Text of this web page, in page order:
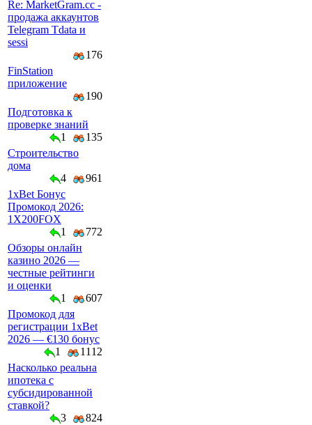
Re: MarketGram.cc -
продажа аккаунтов
Telegram Tdata и
sessi
176
FinStation
приложение
190
Подготовка к
проверке знаний
1
135
Строительство
дома
4
961
1xBet Бонус
Промокод 2026:
1X200FOX
1
772
Обзоры онлайн
казино 2026 —
честные рейтинги
и оценки
1
607
Промокод для
регистрации 1xBet
2026 — €130 бонус
1
1112
Насколько реальна
ипотека с
субсидированной
ставкой?
3
824